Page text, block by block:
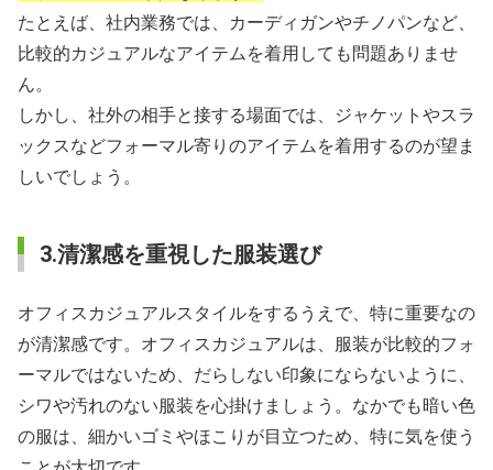
たとえば、社内業務では、カーディガンやチノパンなど、
比較的カジュアルなアイテムを着用しても問題ありませ
ん。
しかし、社外の相手と接する場面では、ジャケットやスラ
ックスなどフォーマル寄りのアイテムを着用するのが望ま
しいでしょう。
3.清潔感を重視した服装選び
オフィスカジュアルスタイルをするうえで、特に重要なの
が清潔感です。オフィスカジュアルは、服装が比較的フォ
ーマルではないため、だらしない印象にならないように、
シワや汚れのない服装を心掛けましょう。なかでも暗い色
の服は、細かいゴミやほこりが目立つため、特に気を使う